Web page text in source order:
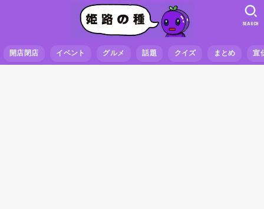
開店閉店 イベント グルメ 話題 クイズ まとめ 宣
SEARCH